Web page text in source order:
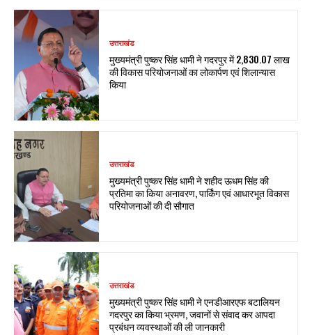
उत्तराखंड
मुख्यमंत्री पुष्कर सिंह धामी ने गदरपुर में ₹2,830.07 लाख
की विकास परियोजनाओं का लोकार्पण एवं शिलान्यास
किया
उत्तराखंड
मुख्यमंत्री पुष्कर सिंह धामी ने शहीद ऊधम सिंह की
प्रतिमा का किया अनावरण, पार्किंग एवं आधारभूत विकास
परियोजनाओं की दी सौगात
उत्तराखंड
मुख्यमंत्री पुष्कर सिंह धामी ने एनडीआरएफ बटालियन
गदरपुर का किया भ्रमण, जवानों से संवाद कर आपदा
प्रबंधन व्यवस्थाओं की ली जानकारी